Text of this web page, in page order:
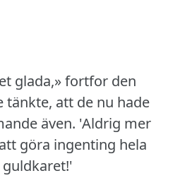
glada,» fortfor den
tänkte, att de nu hade
även. 'Aldrig mer
göra ingenting hela